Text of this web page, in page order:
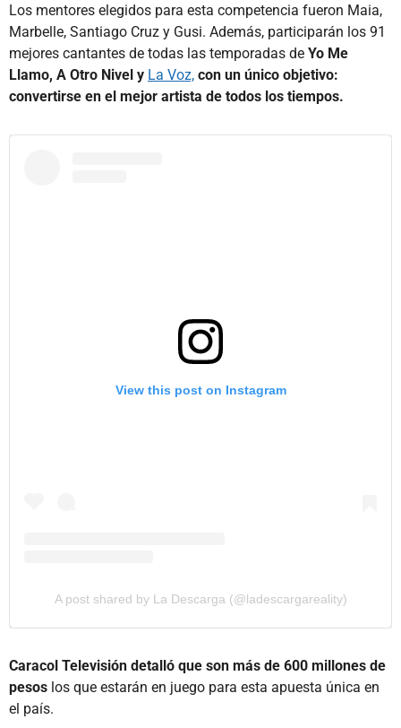
Los mentores elegidos para esta competencia fueron Maia,
Marbelle, Santiago Cruz y Gusi. Además, participarán los 91
mejores cantantes de todas las temporadas de Yo Me
Llamo, A Otro Nivel y La Voz, con un único objetivo:
convertirse en el mejor artista de todos los tiempos.
View this post on Instagram
A post shared by La Descarga (@ladescargareality)
Caracol Televisión detalló que son más de 600 millones de
pesos los que estarán en juego para esta apuesta única en
el país.